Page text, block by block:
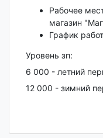
Рабочее
магазин
График
Уровень зп:
6 000 - летний
12 000 - зимний